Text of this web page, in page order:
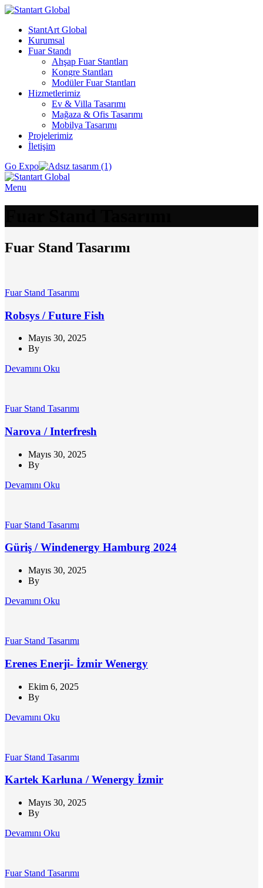
StantArt Global
Kurumsal
Fuar Standı
Ahşap Fuar Stantları
Kongre Stantları
Modüler Fuar Stantları
Hizmetlerimiz
Ev & Villa Tasarımı
Mağaza & Ofis Tasarımı
Mobilya Tasarımı
Projelerimiz
İletişim
Go Expo
Menu
Fuar Stand Tasarımı
Fuar Stand Tasarımı
Robsys / Future Fish
Mayıs 30, 2025
By
Devamını Oku
Fuar Stand Tasarımı
Narova / Interfresh
Mayıs 30, 2025
By
Devamını Oku
Fuar Stand Tasarımı
Güriş / Windenergy Hamburg 2024
Mayıs 30, 2025
By
Devamını Oku
Fuar Stand Tasarımı
Erenes Enerji- İzmir Wenergy
Ekim 6, 2025
By
Devamını Oku
Fuar Stand Tasarımı
Kartek Karluna / Wenergy İzmir
Mayıs 30, 2025
By
Devamını Oku
Fuar Stand Tasarımı